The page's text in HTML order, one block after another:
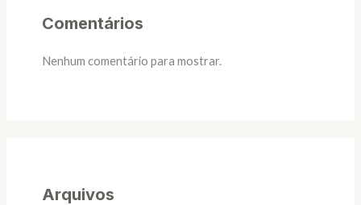
Comentários
Nenhum comentário para mostrar.
Arquivos